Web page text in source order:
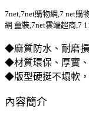
7net,7net購物網,7 net購
網 童裝,7net雲端超商,7
◆麻質防水、耐磨
◆材質環保、厚實
◆版型硬挺不塌軟
內容簡介